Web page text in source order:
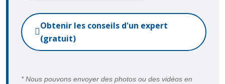
Obtenir les conseils d'un expert
(gratuit)
* Nous pouvons envoyer des photos ou des vidéos en